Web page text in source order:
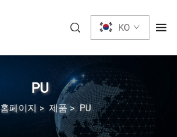
KO
PU
홈페이지 > 제품>PU